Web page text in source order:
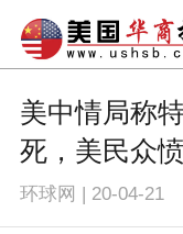
美中情局称
死，美民众
环球网 | 20-04-21